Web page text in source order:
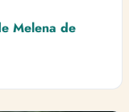
Melena de